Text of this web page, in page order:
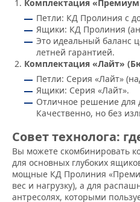
Комплектация
Петли: КД Пролиния с
Ящики: КД Пролиния
Это идеальный баланс
летней гарантией.
Комплектация «Лайт»
Петли: Серия «Лайт»
Ящики: Серия «Лайт».
Отличное решение для
Качественно, но без
Совет технолога:
Вы можете скомбинировать
для основных глубоких
мощные КД Пролиния
вес и нагрузку), а для
антресолях, которыми